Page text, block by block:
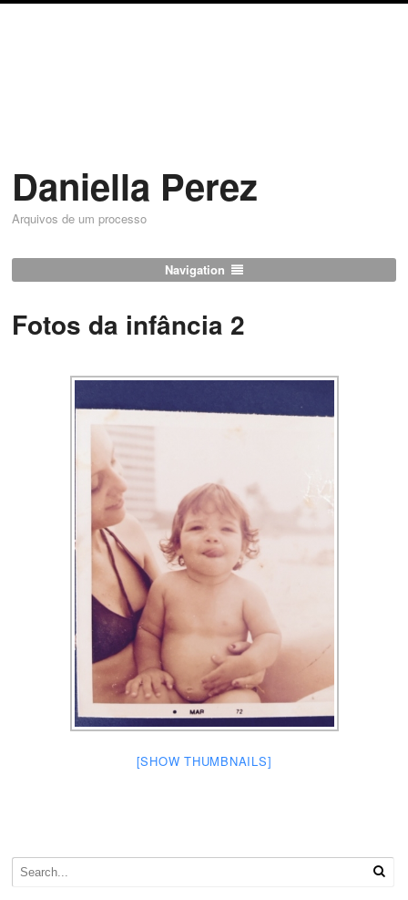
Daniella Perez
Arquivos de um processo
Navigation
Fotos da infância 2
[SHOW THUMBNAILS]